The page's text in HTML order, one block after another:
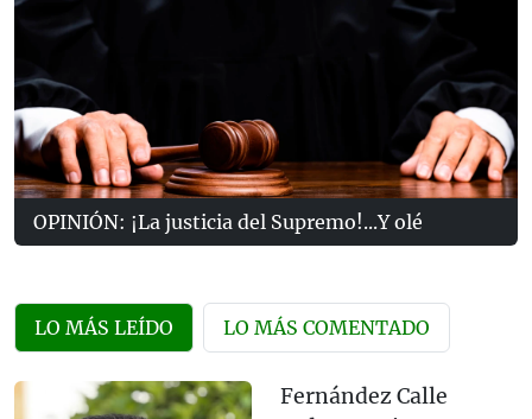
OPINIÓN: ¡La justicia del Supremo!...Y olé
LO MÁS LEÍDO LO MÁS COMENTADO
Fernández Calle